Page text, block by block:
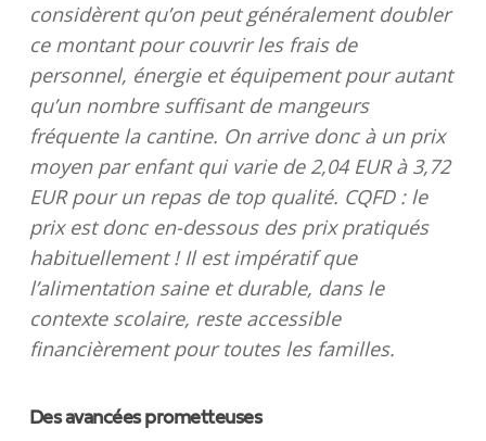
considèrent qu’on peut généralement doubler
ce montant pour couvrir les frais de
personnel, énergie et équipement pour autant
qu’un nombre suffisant de mangeurs
fréquente la cantine. On arrive donc à un prix
moyen par enfant qui varie de 2,04 EUR à 3,72
EUR pour un repas de top qualité. CQFD : le
prix est donc en-dessous des prix pratiqués
habituellement ! Il est impératif que
l’alimentation saine et durable, dans le
contexte scolaire, reste accessible
financièrement pour toutes les familles.
Des avancées prometteuses